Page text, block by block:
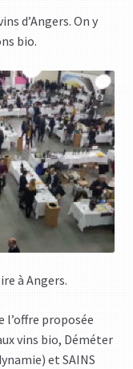
d’Angers. On y
bio.
à Angers.
l’offre proposée
vins bio, Déméter
et SAINS